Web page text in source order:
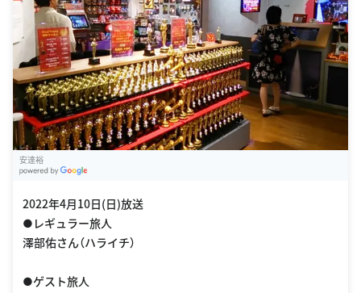
安達裕
2022年4月10日(日)放送
●レギュラー旅人
澤部佑さん（ハライチ）
●ゲスト旅人